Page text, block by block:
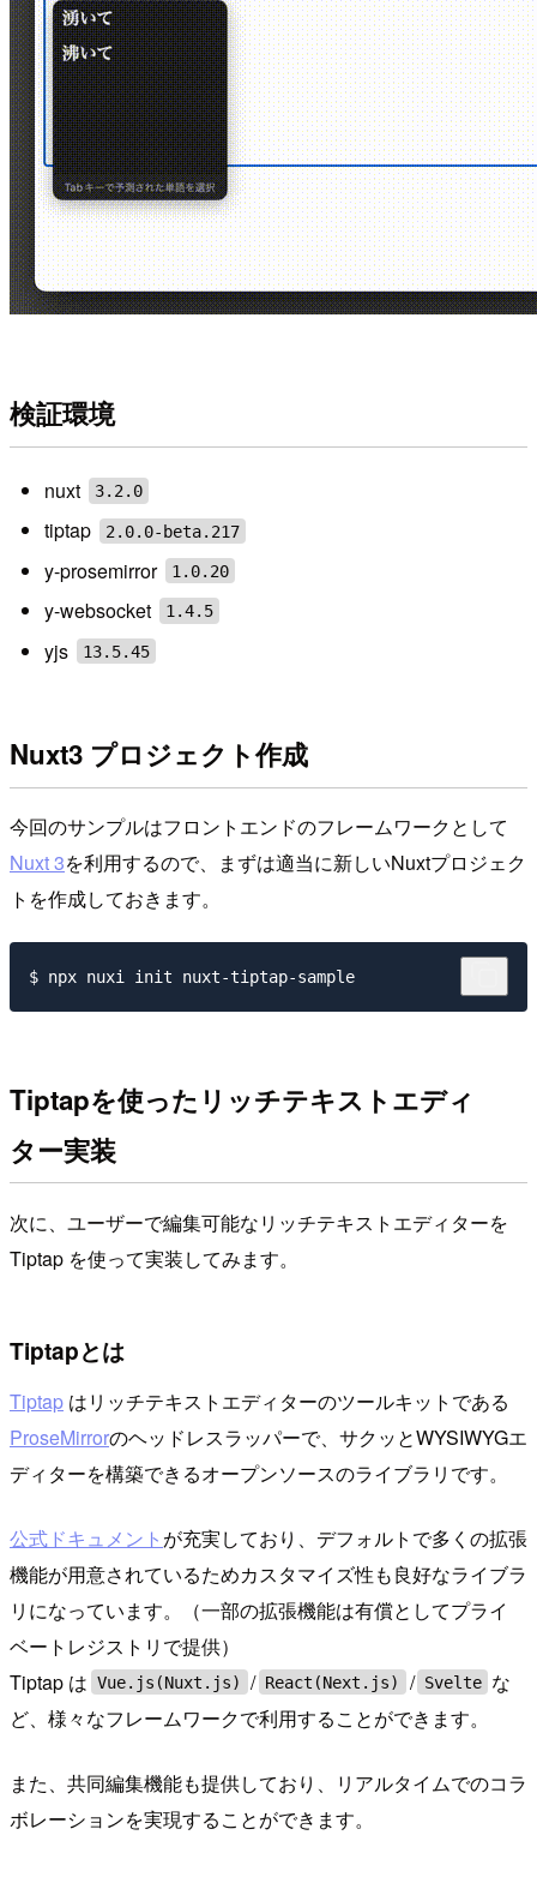
検証環境
nuxt 3.2.0
tiptap 2.0.0-beta.217
y-prosemirror 1.0.20
y-websocket 1.4.5
yjs 13.5.45
Nuxt3 プロジェクト作成
今回のサンプルはフロントエンドのフレームワークとして
Nuxt 3を利用するので、まずは適当に新しいNuxtプロジェク
トを作成しておきます。
Tiptapを使ったリッチテキストエディ
ター実装
次に、ユーザーで編集可能なリッチテキストエディターを
Tiptap を使って実装してみます。
Tiptapとは
Tiptap はリッチテキストエディターのツールキットである
ProseMirrorのヘッドレスラッパーで、サクッとWYSIWYGエ
ディターを構築できるオープンソースのライブラリです。
公式ドキュメント が充実しており、デフォルトで多くの拡張
機能が用意されているためカスタマイズ性も良好なライブラ
リになっています。（一部の拡張機能は有償としてプライ
ベートレジストリで提供）
Tiptap は Vue.js(Nuxt.js) / React(Next.js) / Svelte な
ど、様々なフレームワークで利用することができます。
また、共同編集機能も提供しており、リアルタイムでのコラ
ボレーションを実現することができます。